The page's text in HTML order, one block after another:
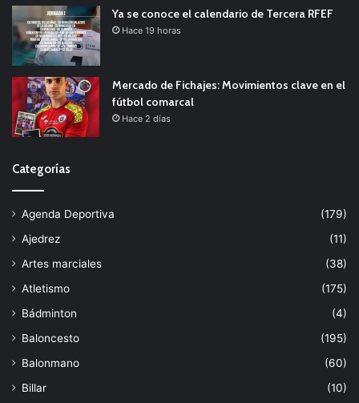
Ya se conoce el calendario de Tercera RFEF
Hace 19 horas
Mercado de Fichajes: Movimientos clave en el
fútbol comarcal
Hace 2 días
Categorías
Agenda Deportiva
(179)
Ajedrez
(11)
Artes marciales
(38)
Atletismo
(175)
Bádminton
(4)
Baloncesto
(195)
Balonmano
(60)
Billar
(10)